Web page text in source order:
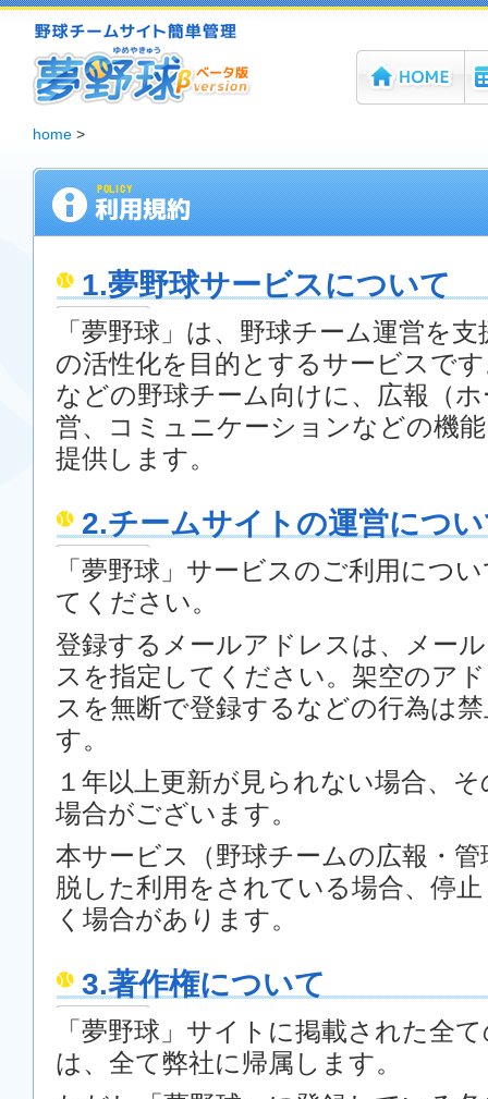
home >
1.夢野球サービスについて
「夢野球」は、野球チーム運営を
の活性化を目的とするサービスで
などの野球チーム向けに、広報（
営、コミュニケーションなどの機
提供します。
2.チームサイトの運営につ
「夢野球」サービスのご利用につ
てください。
登録するメールアドレスは、メー
スを指定してください。架空のア
スを無断で登録するなどの行為は
す。
１年以上更新が見られない場合、
場合がございます。
本サービス（野球チームの広報・
脱した利用をされている場合、停
く場合があります。
3.著作権について
「夢野球」サイトに掲載された全
は、全て弊社に帰属します。